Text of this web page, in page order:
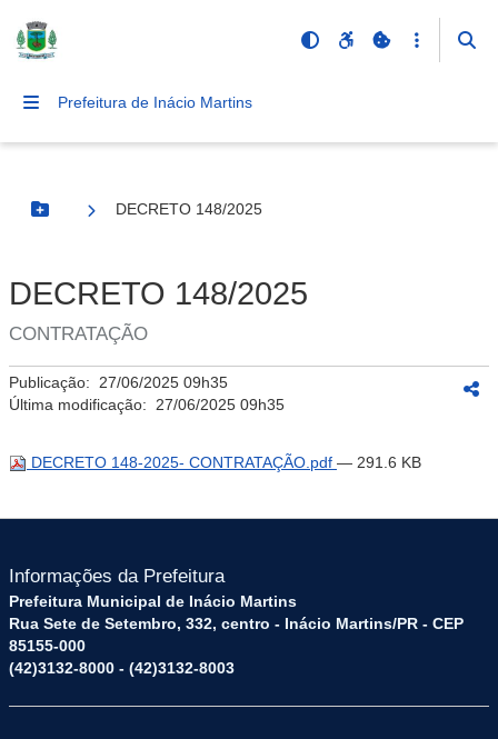
Prefeitura de Inácio Martins
Botão Menu
DECRETO 148/2025
DECRETO 148/2025
CONTRATAÇÃO
Publicação: 27/06/2025 09h35
Última modificação: 27/06/2025 09h35
DECRETO 148-2025- CONTRATAÇÃO.pdf — 291.6 KB
Informações da Prefeitura
Prefeitura Municipal de Inácio Martins
Rua Sete de Setembro, 332, centro - Inácio Martins/PR - CEP
85155-000
(42)3132-8000 - (42)3132-8003